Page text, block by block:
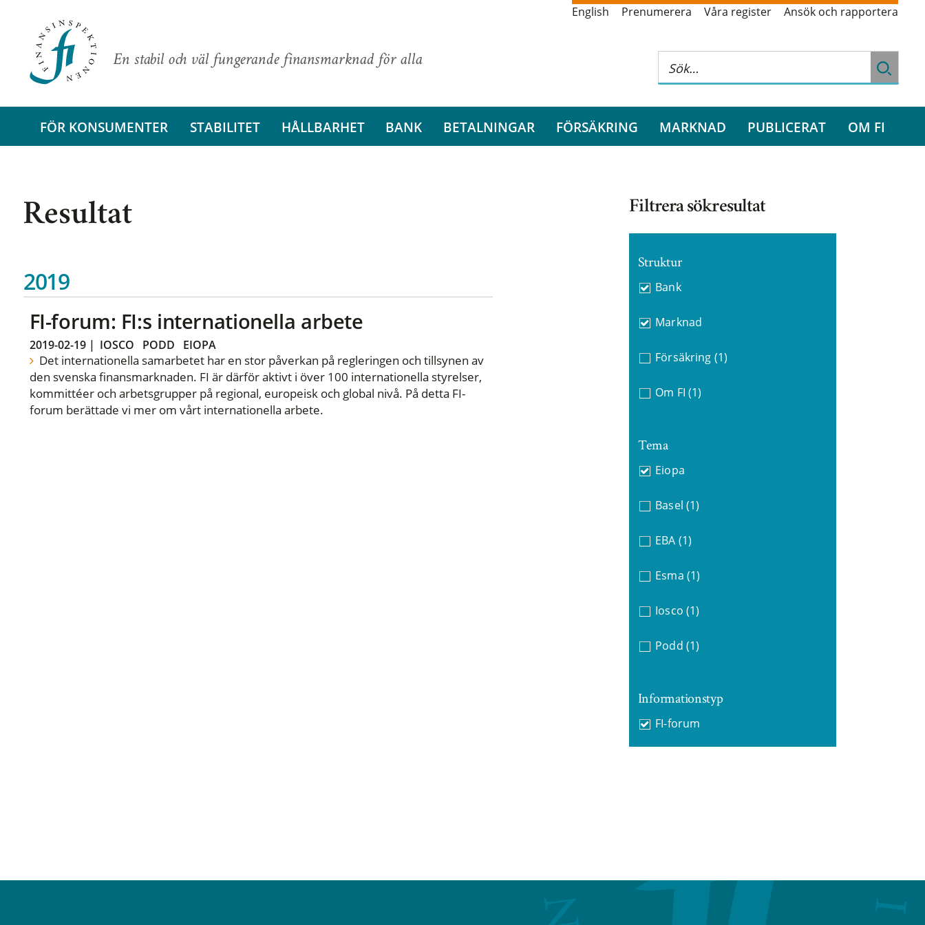
En stabil och väl fungerande finansmarknad för alla
English Prenumerera Våra register Ansök och rapportera
FÖR KONSUMENTER STABILITET HÅLLBARHET BANK BETALNINGAR FÖRSÄKRING MARKNAD PUBLICERAT OM FI
Resultat
2019
FI-forum: FI:s internationella arbete
2019-02-19| IOSCO PODD EIOPA
Det internationella samarbetet har en stor påverkan på regleringen och tillsynen av
den svenska finansmarknaden. FI är därför aktivt i över 100 internationella styrelser,
kommittéer och arbetsgrupper på regional, europeisk och global nivå. På detta FI-
forum berättade vi mer om vårt internationella arbete.
Filtrera sökresultat
Struktur
Bank
Marknad
Försäkring (1)
Om FI (1)
Tema
Eiopa
Basel (1)
EBA (1)
Esma (1)
Iosco (1)
Podd (1)
Informationstyp
FI-forum